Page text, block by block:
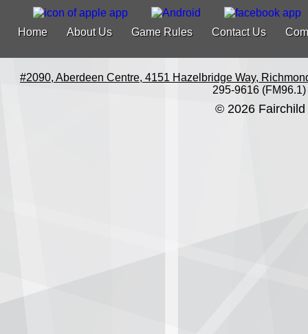
Home About Us Game Rules Contact Us
#2090, Aberdeen Centre, 4151 Hazelbridge Way,
295-9616 (FM96.1)
© 2026 Fairchild